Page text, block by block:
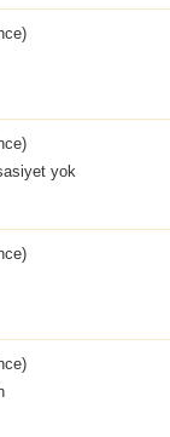
)
)
yok
)
)